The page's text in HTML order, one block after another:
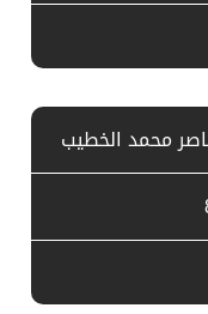
محمد الخطيب